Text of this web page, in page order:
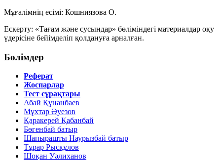
Мұғалімнің есімі: Кошниязова О.
Ескерту: «Тағам және сусындар» бөліміндегі материалдар оқу
үдерісіне бейімделіп қолдануға арналған.
Бөлімдер
Реферат
Жоспарлар
Тест сұрақтары
Абай Құнанбаев
Мұхтар Әуезов
Қаракерей Қабанбай
Бөгенбай батыр
Шапырашты Наурызбай батыр
Тұрар Рысқұлов
Шоқан Уәлиханов